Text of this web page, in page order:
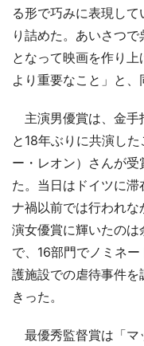
る形で巧みに表現し
り詰めた。あいさつ
となって映画を作り
より重要なこと」と、
主演男優賞は、金手
と18年ぶりに共演し
ー・レオン）さんが
た。当日はドイツに
ナ禍以前では行われ
演女優賞に輝いたの
で、16部門でノミネ
護施設での虐待事件
きった。
最優秀監督賞は「マ